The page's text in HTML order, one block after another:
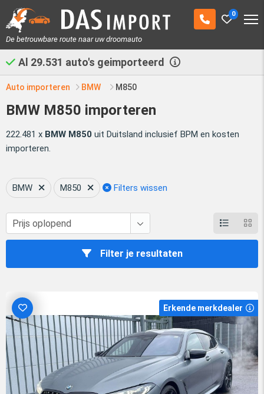
0
De betrouwbare route naar uw droomauto
Al 29.531 auto's geimporteerd
Auto importeren BMW M850
BMW M850 importeren
222.481 x BMW M850 uit Duitsland inclusief BPM en kosten
importeren.
BMW M850 Filters wissen
Filter je resultaten
Erkende merkdealer